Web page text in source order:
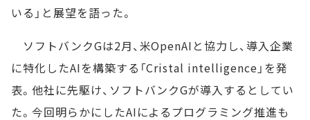
いる」と展望を語った。
ソフトバンクGは2月、米OpenAIと協力し、導入企業
に特化したAIを構築する「Cristal intelligence」を発
表。他社に先駆け、ソフトバンクGが導入するとしてい
た。今回明らかにしたAIによるプログラミング推進も